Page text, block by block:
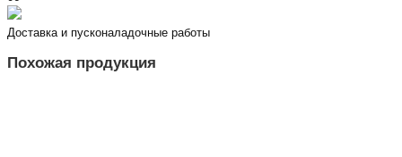
Доставка и пусконаладочные работы
Похожая продукция